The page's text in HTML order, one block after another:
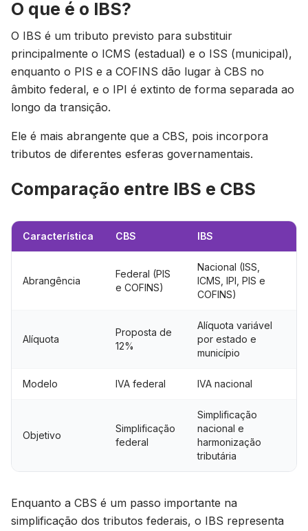
O que é o IBS?
O IBS é um tributo previsto para substituir
principalmente o ICMS (estadual) e o ISS (municipal),
enquanto o PIS e a COFINS dão lugar à CBS no
âmbito federal, e o IPI é extinto de forma separada ao
longo da transição.
Ele é mais abrangente que a CBS, pois incorpora
tributos de diferentes esferas governamentais.
Comparação entre IBS e CBS
Característica CBS IBS
Abrangência
Federal (PIS
e COFINS)
Nacional (ISS,
ICMS, IPI, PIS e
COFINS)
Alíquota
Proposta de
12%
Alíquota variável
por estado e
município
Modelo IVA federal IVA nacional
Objetivo
Simplificação
federal
Simplificação
nacional e
harmonização
tributária
Enquanto a CBS é um passo importante na
simplificação dos tributos federais, o IBS representa